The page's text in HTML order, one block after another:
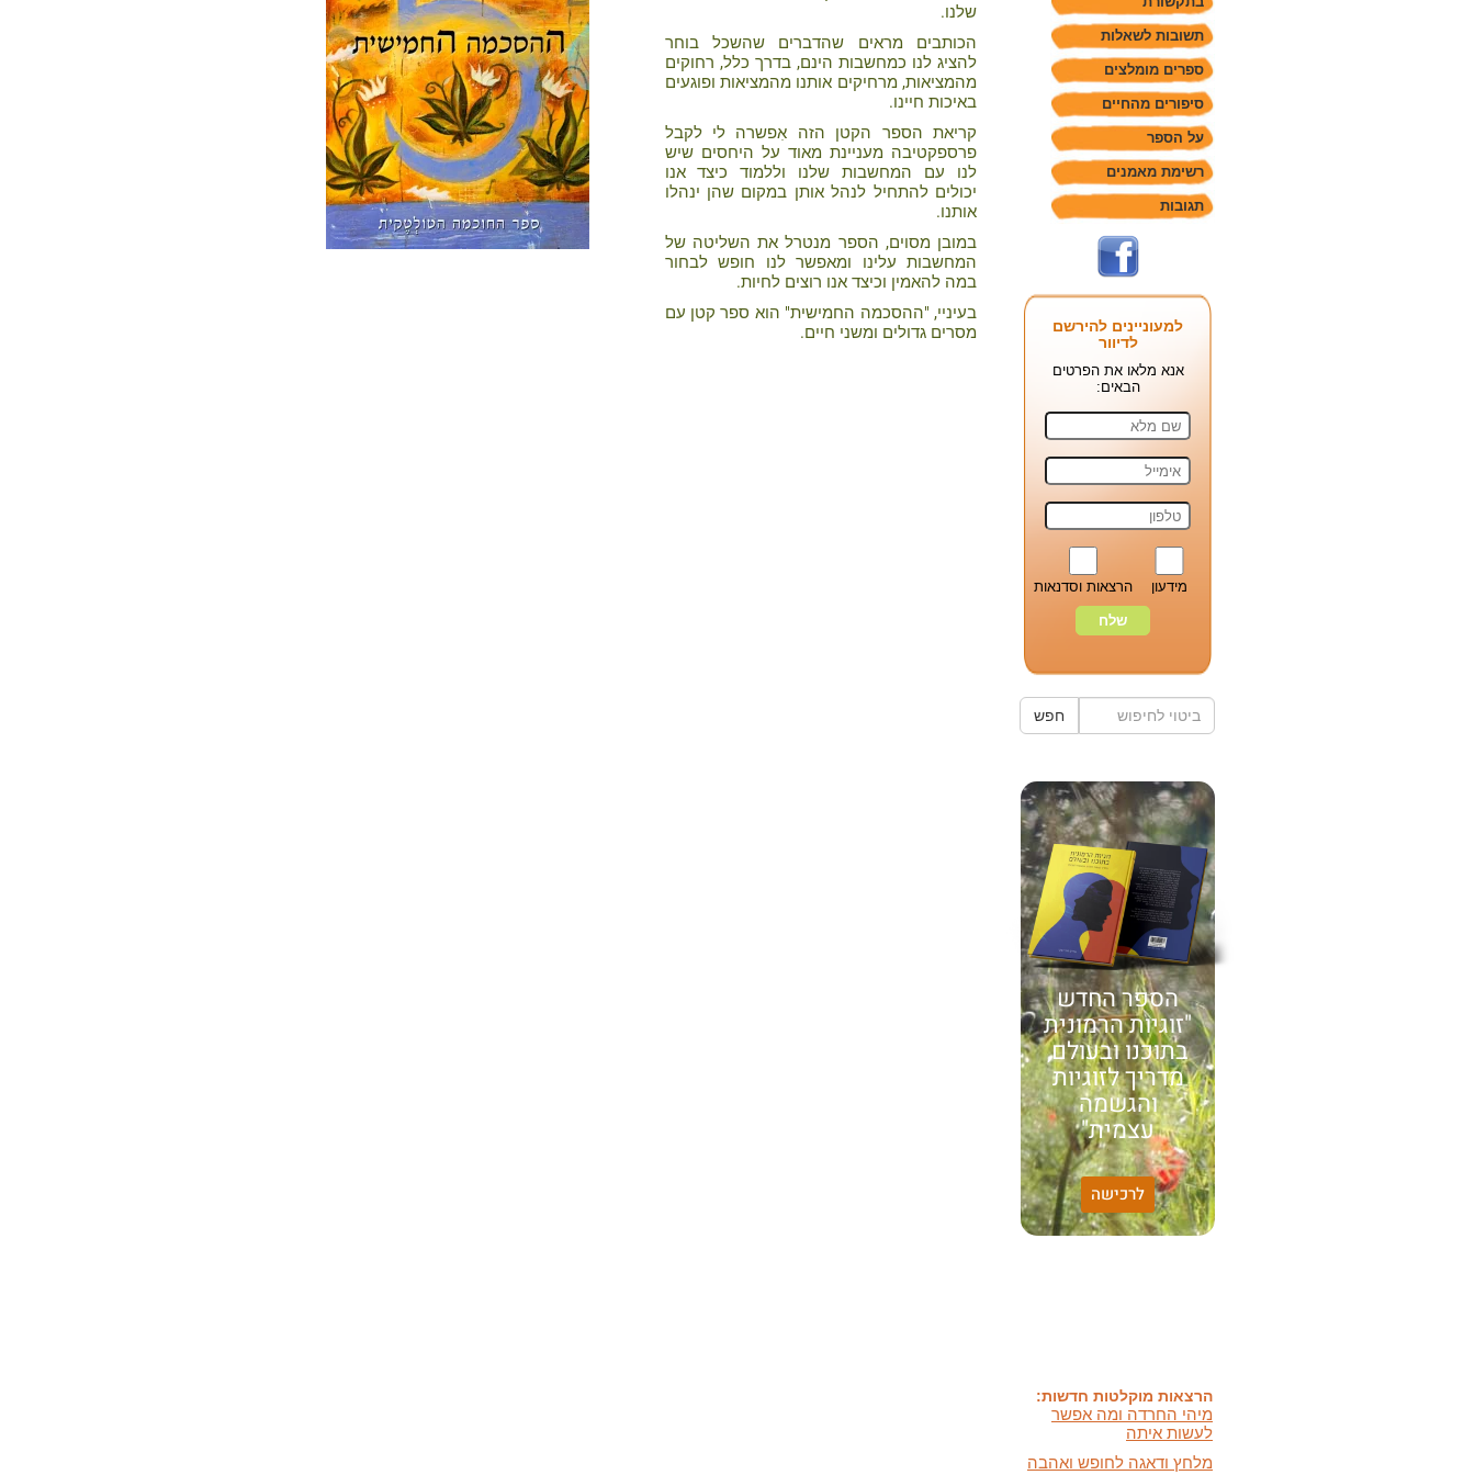
שלנו.
הכותבים מראים שהדברים שהשכל בוחר
להציג לנו כמחשבות הינם, בדרך כלל, רחוקים
מהמציאות, מרחיקים אותנו מהמציאות ופוגעים
באיכות חיינו.
קריאת הספר הקטן הזה אִפשרה לי לקבל
פרספקטיבה מעניינת מאוד על היחסים שיש
לנו עם המחשבות שלנו וללמוד כיצד אנו
יכולים להתחיל לנהל אותן במקום שהן ינהלו
אותנו.
במובן מסוים, הספר מנטרל את השליטה של
המחשבות עלינו ומאפשר לנו חופש לבחור
במה להאמין וכיצד אנו רוצים לחיות.
בעיניי, "ההסכמה החמישית" הוא ספר קטן עם
מסרים גדולים ומשני חיים.
תשובות לשאלות
ספרים מומלצים
סיפורים מהחיים
על הספר
רשימת מאמנים
תגובות
למעוניינים להירשם
לדיוור
אנא מלאו את הפרטים
הבאים:
מידעון הרצאות וסדנאות
חפש
הספר החדש
"זוגיות הרמונית
בתוכנו ובעולם,
מדריך לזוגיות
והגשמה
עצמית"
לרכישההאמונה שלי:
שונות היא שפע של אפשרויות,
עד שנותנים לה שם וקוראים
לעשות איתה
מלחץ ודאגה לחופש ואהבה
ועוד